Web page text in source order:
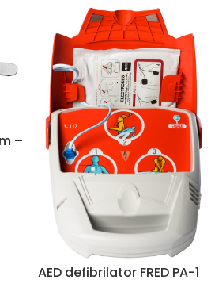
–
AED defibrilator FRED PA-1